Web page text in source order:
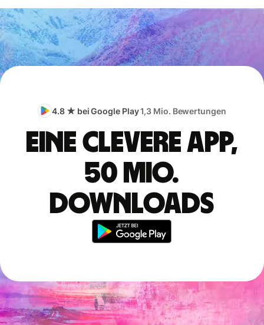
4.8 ★ bei Google Play1,3 Mio. Bewertungen
Eine clevere App,
50 Mio.
Downloads